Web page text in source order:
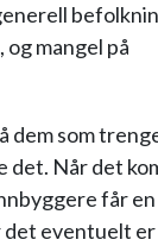
mangel på
dem som
det. Når det
får
det eventuelt